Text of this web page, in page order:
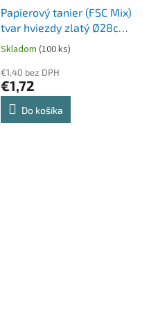
Papierový tanier (FSC Mix)
tvar hviezdy zlatý Ø28cm
[6 ks]
Skladom (100 ks)
€1,40 bez DPH
€1,72
Do košíka